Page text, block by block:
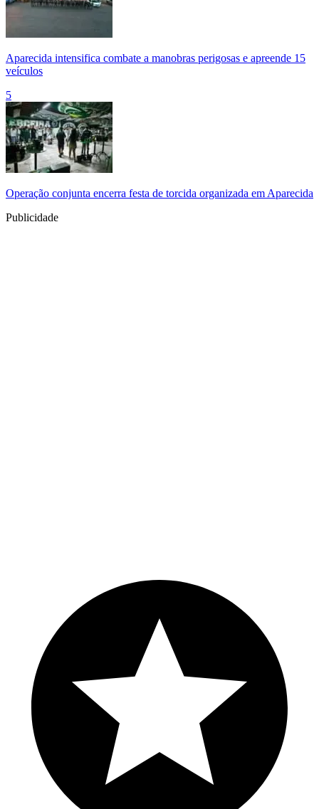
Aparecida intensifica combate a manobras perigosas e apreende 15
veículos
5
Operação conjunta encerra festa de torcida organizada em Aparecida
Publicidade